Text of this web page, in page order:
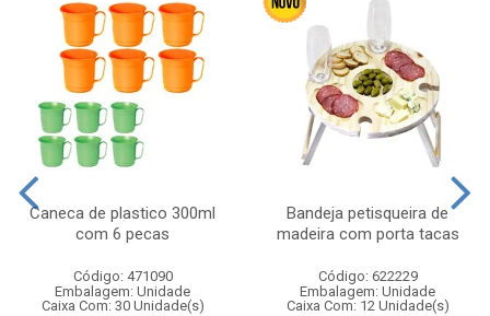
Caneca de plastico 300ml
com 6 pecas
Código: 471090
Embalagem: Unidade
Caixa Com: 30 Unidade(s)
Bandeja petisqueira de
madeira com porta tacas
Código: 622229
Embalagem: Unidade
Caixa Com: 12 Unidade(s)